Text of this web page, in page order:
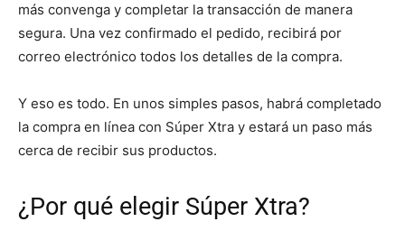
más convenga y completar la transacción de manera
segura. Una vez confirmado el pedido, recibirá por
correo electrónico todos los detalles de la compra.
Y eso es todo. En unos simples pasos, habrá completado
la compra en línea con Súper Xtra y estará un paso más
cerca de recibir sus productos.
¿Por qué elegir Súper Xtra?